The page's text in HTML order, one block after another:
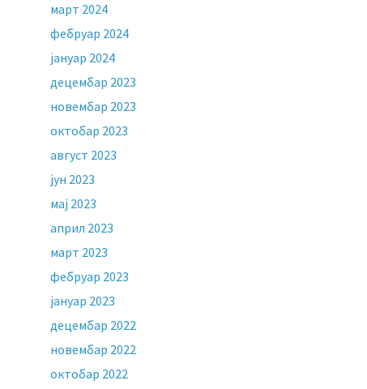
март 2024
фебруар 2024
јануар 2024
децембар 2023
новембар 2023
октобар 2023
август 2023
јун 2023
мај 2023
април 2023
март 2023
фебруар 2023
јануар 2023
децембар 2022
новембар 2022
октобар 2022